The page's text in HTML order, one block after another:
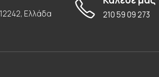
Ελλάδα 210 59 09 273